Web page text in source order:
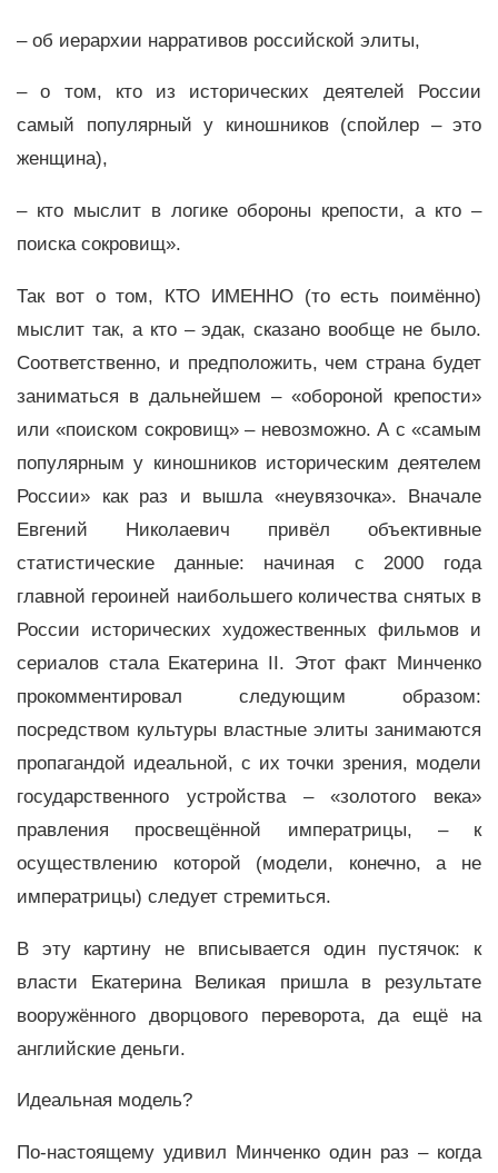
– об иерархии нарративов российской элиты,
– о том, кто из исторических деятелей России
самый популярный у киношников (спойлер – это
женщина),
– кто мыслит в логике обороны крепости, а кто –
поиска сокровищ».
Так вот о том, КТО ИМЕННО (то есть поимённо)
мыслит так, а кто – эдак, сказано вообще не было.
Соответственно, и предположить, чем страна будет
заниматься в дальнейшем – «обороной крепости»
или «поиском сокровищ» – невозможно. А с «самым
популярным у киношников историческим деятелем
России» как раз и вышла «неувязочка». Вначале
Евгений Николаевич привёл объективные
статистические данные: начиная с 2000 года
главной героиней наибольшего количества снятых в
России исторических художественных фильмов и
сериалов стала Екатерина II. Этот факт Минченко
прокомментировал следующим образом:
посредством культуры властные элиты занимаются
пропагандой идеальной, с их точки зрения, модели
государственного устройства – «золотого века»
правления просвещённой императрицы, – к
осуществлению которой (модели, конечно, а не
императрицы) следует стремиться.
В эту картину не вписывается один пустячок: к
власти Екатерина Великая пришла в результате
вооружённого дворцового переворота, да ещё на
английские деньги.
Идеальная модель?
По-настоящему удивил Минченко один раз – когда